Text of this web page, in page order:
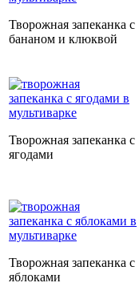
Творожная запеканка с
бананом и клюквой
Творожная запеканка с
ягодами
Творожная запеканка с
яблоками